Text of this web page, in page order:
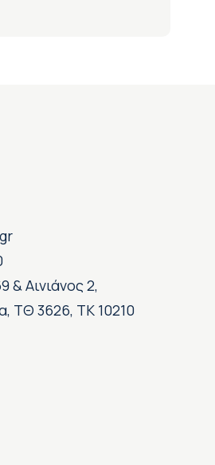
& Αινιάνος 2,
ΤΘ 3626, ΤΚ 10210